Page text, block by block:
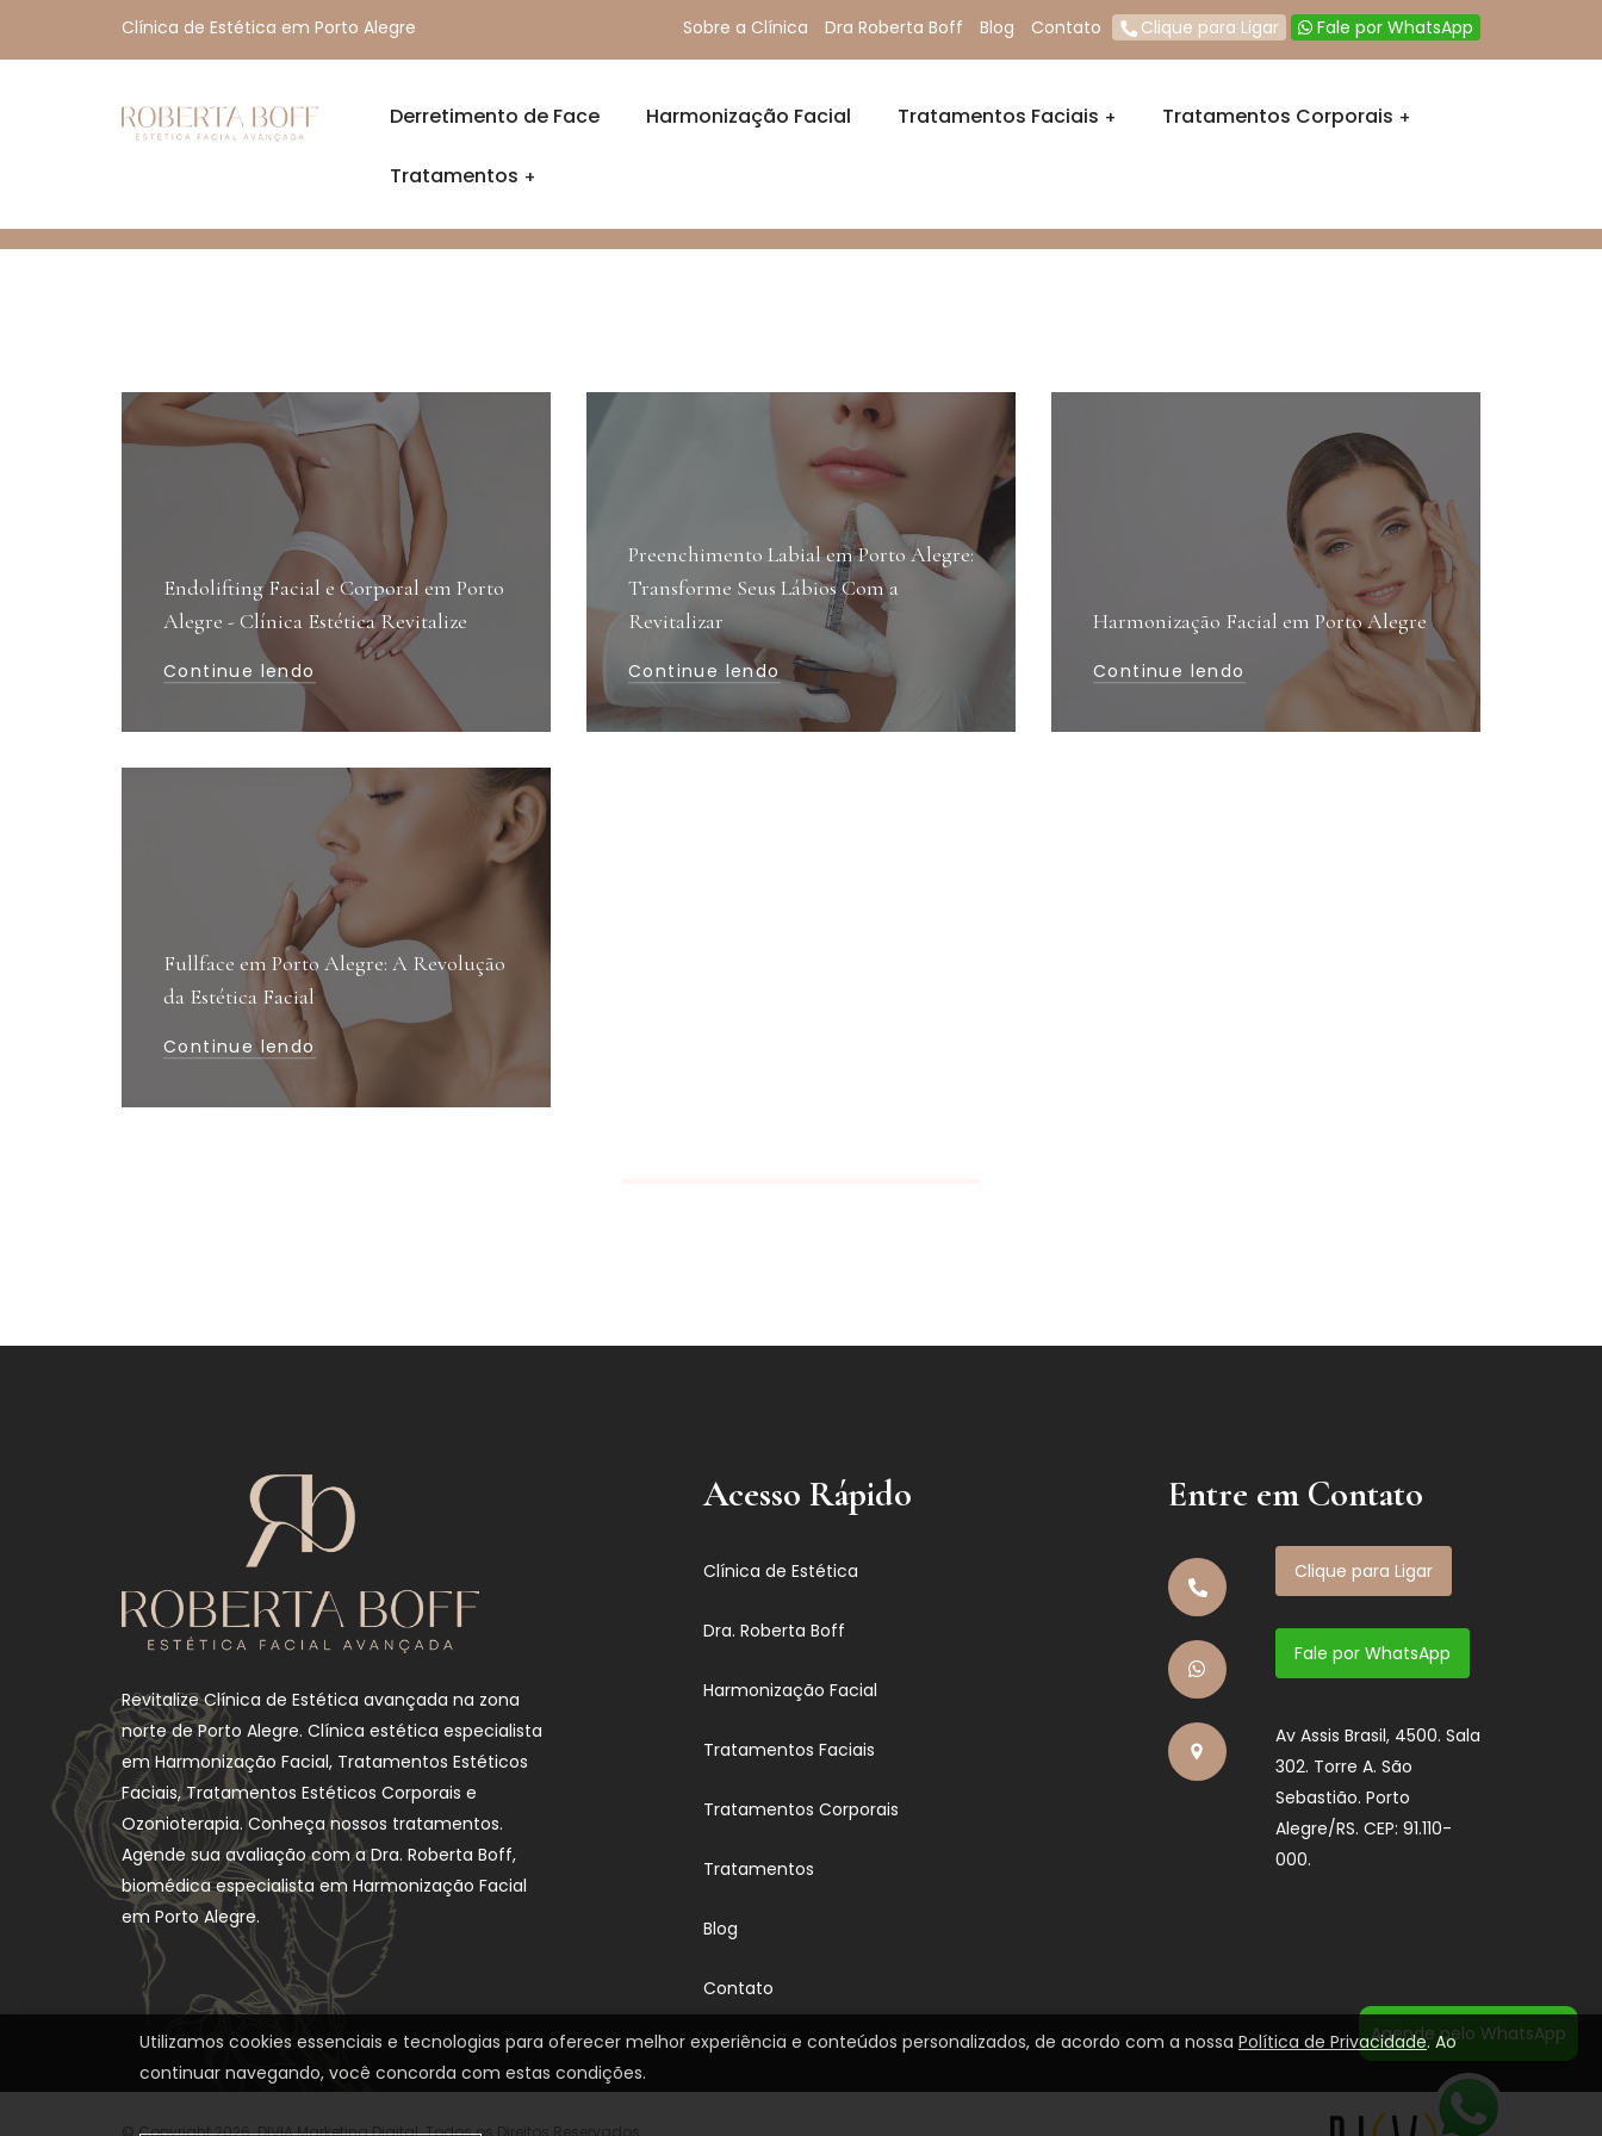
Clínica de Estética em Porto Alegre Sobre a Clínica Dra Roberta Boff Blog Contato Clique para Ligar Fale por WhatsApp
Derretimento de Face Harmonização Facial Tratamentos Faciais Tratamentos Corporais
Tratamentos
Endolifting Facial e Corporal em Porto
Alegre - Clínica Estética Revitalize
Continue lendo
Preenchimento Labial em Porto Alegre:
Transforme Seus Lábios Com a
Revitalizar
Continue lendo
Harmonização Facial em Porto Alegre
Continue lendo
Fullface em Porto Alegre: A Revolução
da Estética Facial
Continue lendo
Revitalize Clínica de Estética avançada na zona
norte de Porto Alegre. Clínica estética especialista
em Harmonização Facial, Tratamentos Estéticos
Faciais, Tratamentos Estéticos Corporais e
Ozonioterapia. Conheça nossos tratamentos.
Agende sua avaliação com a Dra. Roberta Boff,
biomédica especialista em Harmonização Facial
em Porto Alegre.
Acesso Rápido
Clínica de Estética
Dra. Roberta Boff
Harmonização Facial
Tratamentos Faciais
Tratamentos Corporais
Tratamentos
Blog
Contato
Entre em Contato
Clique para Ligar
Fale por WhatsApp
Av Assis Brasil, 4500. Sala
302. Torre A. São
Sebastião. Porto
Alegre/RS. CEP: 91.110-
000.
© Copyright 2026. DIVIA Marketing Digital. Todos os Direitos Reservados
Agende pelo WhatsApp
Utilizamos cookies essenciais e tecnologias para oferecer melhor experiência e conteúdos personalizados, de acordo com a nossa Política de Privacidade. Ao
continuar navegando, você concorda com estas condições.